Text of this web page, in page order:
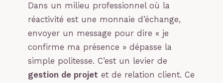
Dans un milieu professionnel où la
réactivité est une monnaie d’échange,
envoyer un message pour dire « je
confirme ma présence » dépasse la
simple politesse. C’est un levier de
gestion de projet et de relation client. Ce